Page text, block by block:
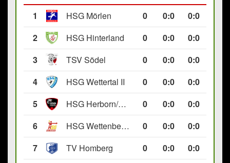
1
HSG Mörlen 0 0:0
0:0
2
HSG Hinterland 0 0:0
0:0
3
TSV Södel 0 0:0
0:0
4
HSG Wettertal II 0 0:0
0:0
5
HSG Herborn/Seelbach 0 0:0
0:0
6
HSG Wettenberg III 0 0:0
0:0
7
TV Homberg 0 0:0
0:0